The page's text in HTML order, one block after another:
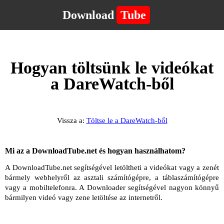
Download Tube
Hogyan töltsünk le videókat
a DareWatch-ből
Vissza a: Töltse le a DareWatch-ből
Mi az a DownloadTube.net és hogyan használhatom?
A DownloadTube.net segítségével letöltheti a videókat vagy a zenét
bármely webhelyről az asztali számítógépre, a táblaszámítógépre
vagy a mobiltelefonra. A Downloader segítségével nagyon könnyű
bármilyen videó vagy zene letöltése az internetről.